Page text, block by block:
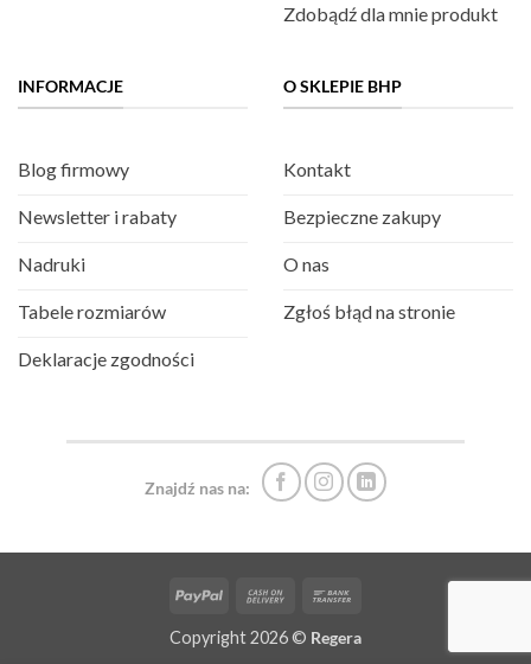
Zdobądź dla mnie produkt
INFORMACJE
Blog firmowy
Newsletter i rabaty
Nadruki
Tabele rozmiarów
Deklaracje zgodności
O SKLEPIE BHP
Kontakt
Bezpieczne zakupy
O nas
Zgłoś błąd na stronie
Znajdź nas na:
PayPal
Cash
Delivery
Copyright 2026 © Regera